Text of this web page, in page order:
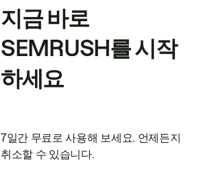
지금 바로
SEMRUSH를 시작
하세요
7일간 무료로 사용해 보세요. 언제든지
취소할 수 있습니다.